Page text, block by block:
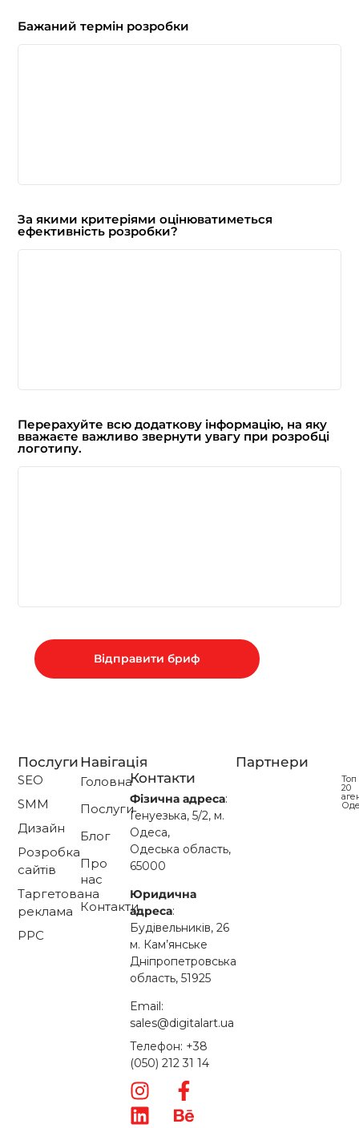
Бажаний термін розробки
За якими критеріями оцінюватиметься
ефективність розробки?
Перерахуйте всю додаткову інформацію, на яку
вважаєте важливо звернути увагу при розробці
логотипу.
Партнери
Топ
20
Навігація
Головна
Послуги
Блог
Про
нас
Контакти
Послуги
SEO
SMM
Дизайн
Розробка
сайтів
Таргетована
реклама
PPC
Контакти
Фізична адреса:
Генуезька, 5/2, м.
Одеса,
Одеська область,
65000
Юридична
адреса:
Будівельників, 26
м. Кам’янське
Дніпропетровська
область, 51925
Email:
sales@digitalart.ua
Телефон: +38
(050) 212 31 14